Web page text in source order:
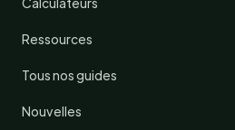
Ressources
Tous nos guides
Nouvelles